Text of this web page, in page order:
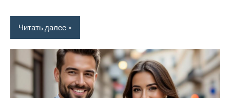
Читать далее